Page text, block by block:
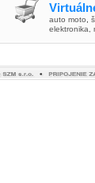
auto moto
elektronika,